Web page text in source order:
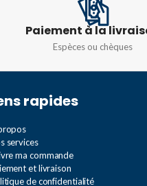
Paiement à la
Espèces ou chèques
rapides
services
ma commande
et livraison
de confidentialité